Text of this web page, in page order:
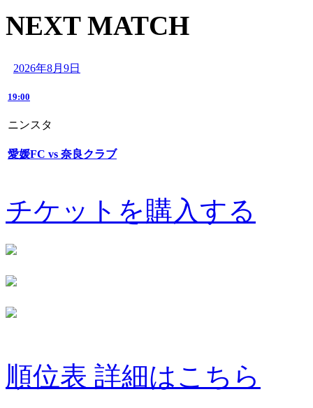
NEXT MATCH
2026年8月9日
19:00
ニンスタ
愛媛FC vs 奈良クラブ
チケットを購入する
順位表 詳細はこちら